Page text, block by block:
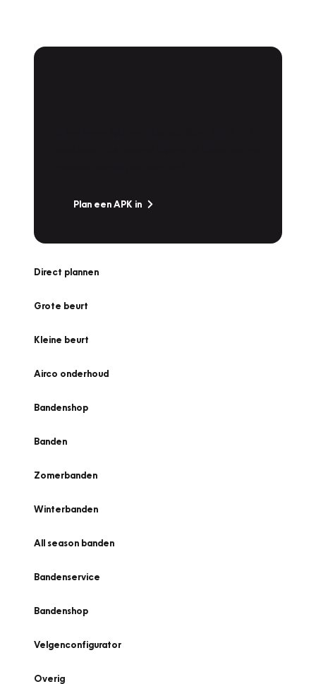
Plan een APK in
Direct plannen
Grote beurt
Kleine beurt
Airco onderhoud
Bandenshop
Banden
Zomerbanden
Winterbanden
All season banden
Bandenservice
Bandenshop
Velgenconfigurator
Overig